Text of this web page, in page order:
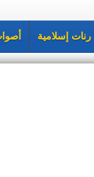
رنات إسلامية